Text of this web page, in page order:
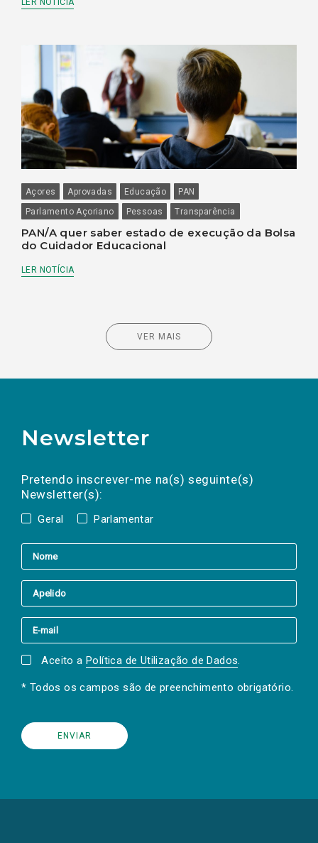
LER NOTÍCIA
Açores Aprovadas Educação
PAN
Parlamento Açoriano
Pessoas Transparência
PAN/A quer saber estado de execução da Bolsa
do Cuidador Educacional
LER NOTÍCIA
VER MAIS
Newsletter
Pretendo inscrever-me na(s) seguinte(s)
Newsletter(s):
Geral Parlamentar
a(s) newsletter(s).
mail
Aceito a Política de Utilização de Dados.
* Todos os campos são de preenchimento obrigatório.